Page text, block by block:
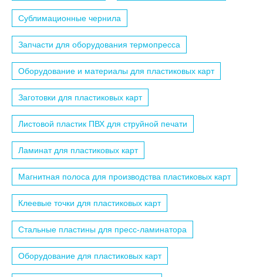
Сублимационные чернила
Запчасти для оборудования термопресса
Оборудование и материалы для пластиковых карт
Заготовки для пластиковых карт
Листовой пластик ПВХ для струйной печати
Ламинат для пластиковых карт
Магнитная полоса для производства пластиковых карт
Клеевые точки для пластиковых карт
Стальные пластины для пресс-ламинатора
Оборудование для пластиковых карт